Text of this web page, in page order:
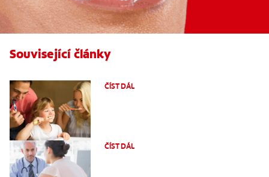
Související články
ČÍST DÁL
ČÍST DÁL